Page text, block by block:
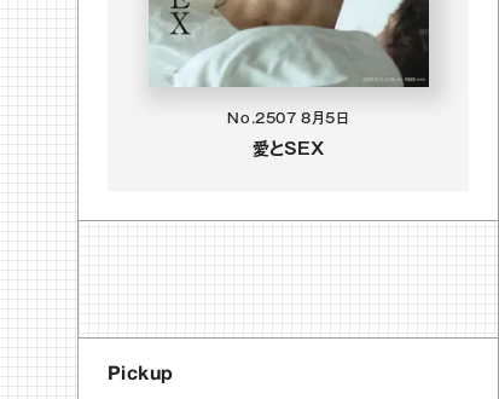
No.2507 8月5日
愛とSEX
Pickup